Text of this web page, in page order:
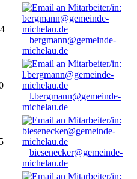
bergmann@gemeinde-
michelau.de
l.bergmann@gemeinde-
michelau.de
biesenecker@gemeinde-
michelau.de